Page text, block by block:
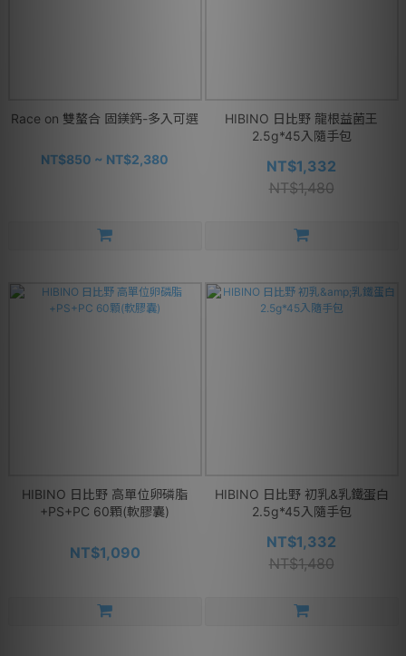
Race on 雙螯合 固鎂鈣-多入可選
NT$850 ~ NT$2,380
HIBINO 日比野 龍根益菌王
2.5g*45入隨手包
NT$1,332
NT$1,480
HIBINO 日比野 高單位卵磷脂
+PS+PC 60顆(軟膠囊)
NT$1,090
HIBINO 日比野 初乳&乳鐵蛋白
2.5g*45入隨手包
NT$1,332
NT$1,480